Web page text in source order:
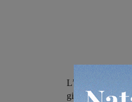
L’associazione
giunta ma critica